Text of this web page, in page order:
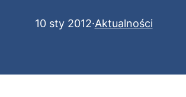
10 sty 2012·Aktualności